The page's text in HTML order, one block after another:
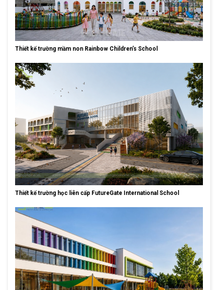
Thiết kế trường mầm non Rainbow Children’s School
Thiết kế trường học liên cấp FutureGate International School